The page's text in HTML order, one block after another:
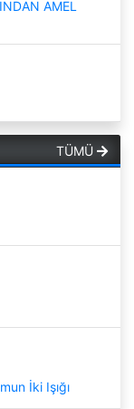
AMEL
TÜMÜ
İki Işığı